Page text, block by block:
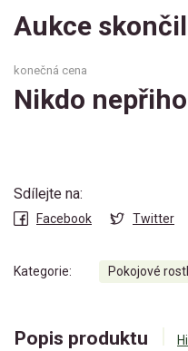
Aukce
konečná cena
Nikdo
Sdílejte na:
Facebook Twitter
Kategorie: Pokojové
Popis produktu